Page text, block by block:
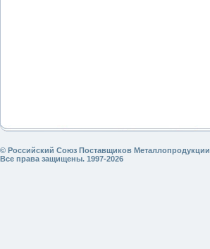
© Российский Союз Поставщиков Металлопродукции
Все права защищены. 1997-2026